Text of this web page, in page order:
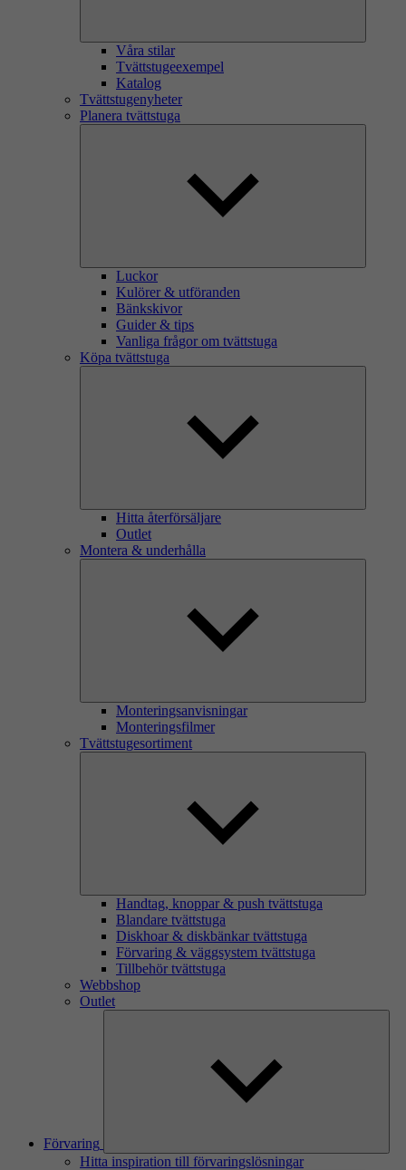
Våra stilar
Tvättstugeexempel
Katalog
Tvättstugenyheter
Planera tvättstuga
Luckor
Kulörer & utföranden
Bänkskivor
Guider & tips
Vanliga frågor om tvättstuga
Köpa tvättstuga
Hitta återförsäljare
Outlet
Montera & underhålla
Monteringsanvisningar
Monteringsfilmer
Tvättstugesortiment
Handtag, knoppar & push tvättstuga
Blandare tvättstuga
Diskhoar & diskbänkar tvättstuga
Förvaring & väggsystem tvättstuga
Tillbehör tvättstuga
Webbshop
Outlet
Förvaring
Hitta inspiration till förvaringslösningar